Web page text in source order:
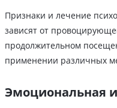
Признаки и лечение
зависят от
продолжительном
применении различных
Эмоциональная